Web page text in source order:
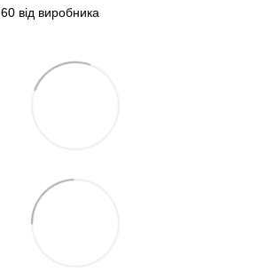
60 від виробника